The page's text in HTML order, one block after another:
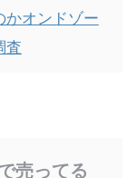
かオンドゾー
査
売ってる